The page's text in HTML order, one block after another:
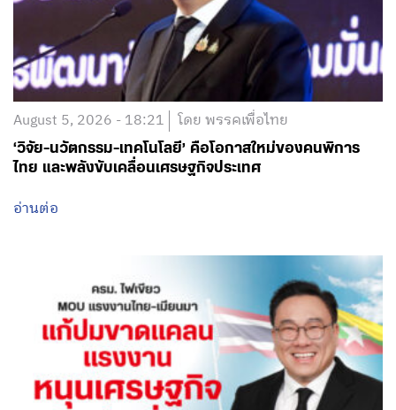
August 5, 2026 - 18:21 โดย พรรคเพื่อไทย
‘วิจัย-นวัตกรรม-เทคโนโลยี’ คือโอกาสใหม่ของคนพิการ
ไทย และพลังขับเคลื่อนเศรษฐกิจประเทศ
อ่านต่อ